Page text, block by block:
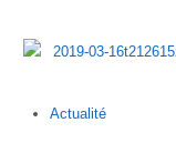
Actualité